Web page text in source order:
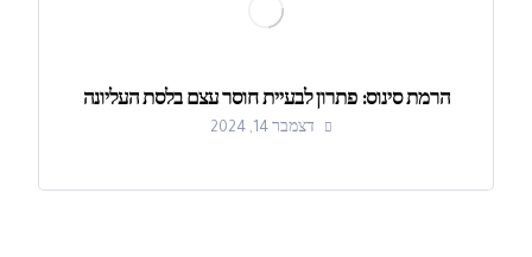
הרמת סינוס: פתרון לבעיית חוסר עצם בלסת העליונה
דצמבר 14, 2024